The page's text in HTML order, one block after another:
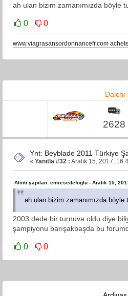
ah ulan bizim zamanımızda böyle
0 0
www.viagrasansordonnancefr.com
Daichi
2628
Ynt: Beyblade 2011 Türkiye
« Yanıtla #32 : Aralık 15, 2017,
Alıntı yapılan: emresedefoglu - Aralık 15,
ah ulan bizim zamanımızda
2003 dede bir turnuva oldu diye
şampiyonu barışakbaşda bu
0 0